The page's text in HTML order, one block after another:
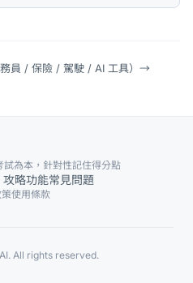
員 / 保險 / 駕駛 / AI 工具） →
試為本，針對性記住得分點
攻略功能常見問題
使用條款
All rights reserved.